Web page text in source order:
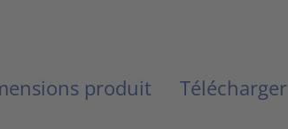
produit Télécharger